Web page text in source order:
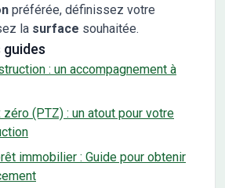
préférée, définissez votre
la surface souhaitée.
: un accompagnement à
zéro (PTZ) : un atout pour votre
immobilier : Guide pour obtenir